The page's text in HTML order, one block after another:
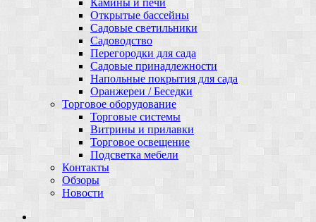
Открытые бассейны
Садовые светильники
Садоводство
Перегородки для сада
Садовые принадлежности
Напольные покрытия для сада
Оранжереи / Беседки
Торговое оборудование
Торговые системы
Витрины и прилавки
Торговое освещение
Подсветка мебели
Контакты
Обзоры
Новости